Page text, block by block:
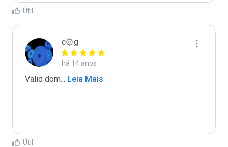
Útil
c۞g
há 14 anos
Valid dom... Leia Mais
Útil